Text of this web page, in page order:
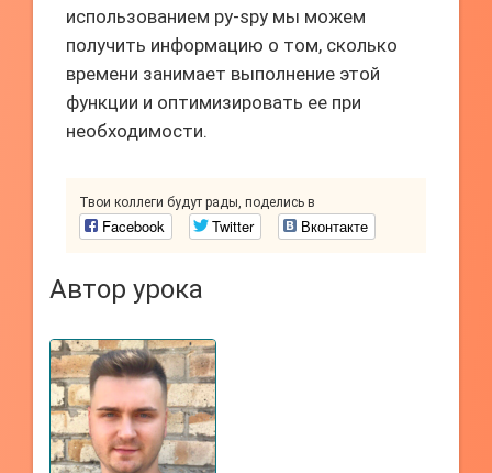
использованием py-spy мы можем
получить информацию о том, сколько
времени занимает выполнение этой
функции и оптимизировать ее при
необходимости.
Твои коллеги будут рады, поделись в
Facebook Twitter Вконтакте
Автор урока